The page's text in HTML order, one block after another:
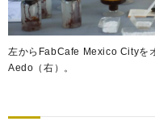
左からFabCafe Mexico Cityを
Aedo（右）。